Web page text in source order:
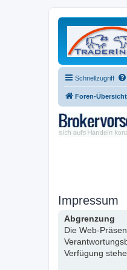
Schnellzugriff
Foren-Übersicht
Impressum
Abgrenzung
Die Web-
Verfügung